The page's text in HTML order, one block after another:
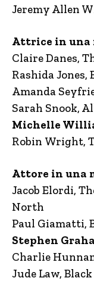
Jeremy Allen
Attrice in una
Claire Danes,
Rashida
Amanda
Sarah Snook,
Michelle
Robin Wright,
Attore in una
Jacob Elordi,
North
Paul Giamatti,
Stephen
Charlie
Jude Law,